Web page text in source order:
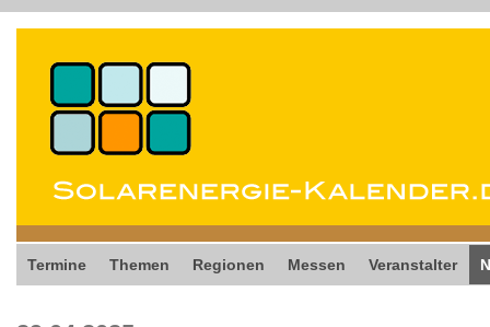
Termine Themen Regionen Messen Veranstalter